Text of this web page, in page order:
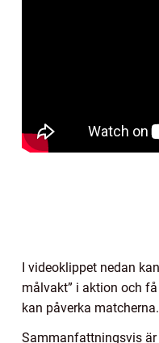
I videoklippet nedan
målvakt” i aktion och
kan påverka matcherna.
Sammanfattningsvis är